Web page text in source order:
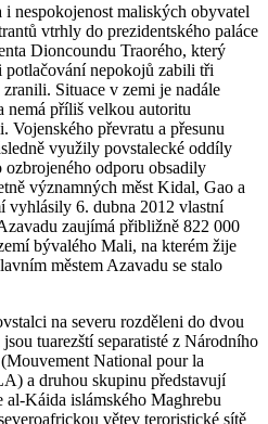
nespokojenost maliských obyvatel
vtrhly do prezidentského paláce
Dioncoundu Traorého, který
nepokojů zabili tři
Situace v zemi je nadále
nemá příliš velkou autoritu
Vojenského převratu a přesunu
využily povstalecké oddíly
odporu obsadily
významných měst Kidal, Gao a
vyhlásily 6. dubna 2012 vlastní
zaujímá přibližně 822 000
bývalého Mali, na kterém žije
městem Azavadu se stalo
na severu rozděleni do dvou
tuarezští separatisté z Národního
National pour la
a druhou skupinu představují
al-Káida islámského Maghrebu
větev teroristické sítě